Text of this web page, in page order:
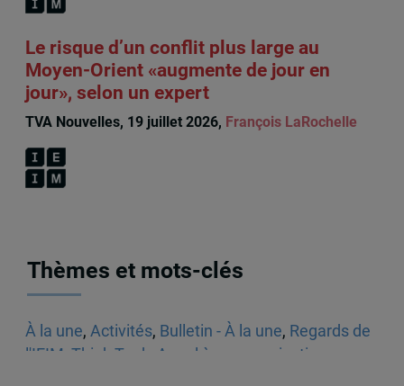
Le risque d’un conflit plus large au
Moyen-Orient «augmente de jour en
jour», selon un expert
TVA Nouvelles, 19 juillet 2026, François LaRochelle
Thèmes et mots-clés
À la une, Activités, Bulletin - À la une, Regards de
l'IEIM Think Tank Appel à communications